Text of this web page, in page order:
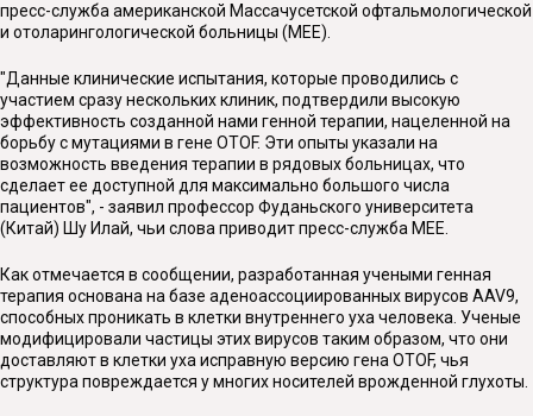
пресс-служба американской Массачусетской офтальмологической
и отоларингологической больницы (MEE).
"Данные клинические испытания, которые проводились с
участием сразу нескольких клиник, подтвердили высокую
эффективность созданной нами генной терапии, нацеленной на
борьбу с мутациями в гене OTOF. Эти опыты указали на
возможность введения терапии в рядовых больницах, что
сделает ее доступной для максимально большого числа
пациентов", - заявил профессор Фуданьского университета
(Китай) Шу Илай, чьи слова приводит пресс-служба MEE.
Как отмечается в сообщении, разработанная учеными генная
терапия основана на базе аденоассоциированных вирусов AAV9,
способных проникать в клетки внутреннего уха человека. Ученые
модифицировали частицы этих вирусов таким образом, что они
доставляют в клетки уха исправную версию гена OTOF, чья
структура повреждается у многих носителей врожденной глухоты.